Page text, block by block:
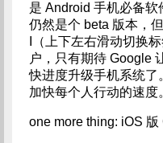
是 Android 手机必备
仍然是个 beta 版本，
I（上下左右滑动切换
户，只有期待 Google
快进度升级手机系统了
加快每个人行动的速度
one more thing: iOS